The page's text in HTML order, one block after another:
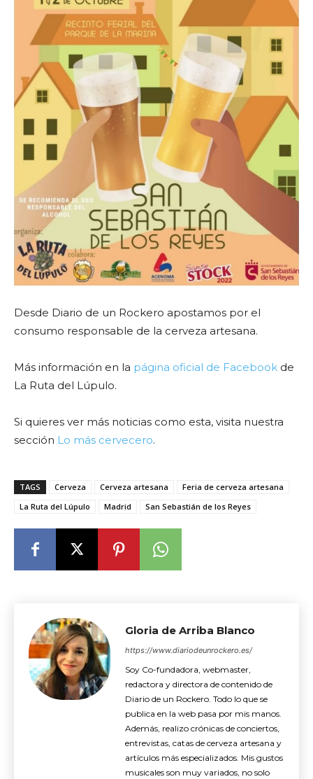
Desde Diario de un Rockero apostamos por el
consumo responsable de la cerveza artesana.
Más información en la página oficial de Facebook de
La Ruta del Lúpulo.
Si quieres ver más noticias como esta, visita nuestra
sección Lo más cervecero.
TAGS Cerveza Cerveza artesana
Feria de cerveza artesana
La Ruta del Lúpulo
Madrid San Sebastián de los Reyes
Gloria de Arriba Blanco
https://www.diariodeunrockero.es/
Soy Co-fundadora, webmaster,
redactora y directora de contenido de
Diario de un Rockero. Todo lo que se
publica en la web pasa por mis manos.
Además, realizo crónicas de conciertos,
entrevistas, catas de cerveza artesana y
artículos más especializados. Mis gustos
musicales son muy variados, no solo